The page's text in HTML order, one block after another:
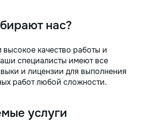
нас?
качество работы и
специалисты имеют все
и лицензии для выполнения
работ любой сложности.
услуги